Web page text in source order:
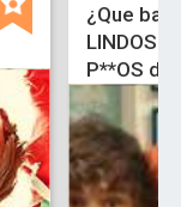
¿Que
LINDOS
P**OS de